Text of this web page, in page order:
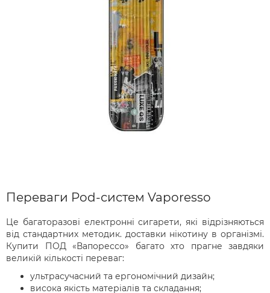
Переваги Pod-систем Vaporesso
Це багаторазові електронні сигарети, які відрізняються
від стандартних методик. доставки нікотину в організмі.
Купити ПОД «Вапорессо» багато хто прагне завдяки
великій кількості переваг:
ультрасучасний та ергономічний дизайн;
висока якість матеріалів та складання;